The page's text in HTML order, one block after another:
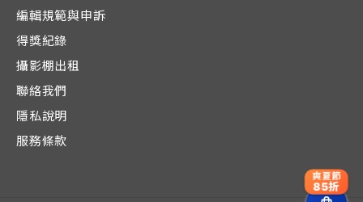
編輯規範與申訴
得獎紀錄
攝影棚出租
聯絡我們
隱私說明
服務條款
爽夏節
85折